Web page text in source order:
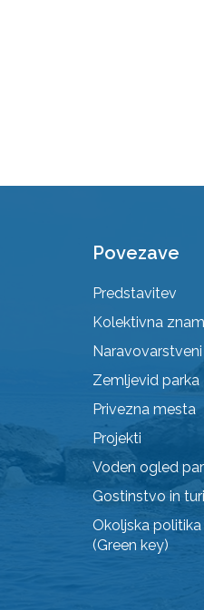
Povezave
Predstavitev
Kolektivna
Zemljevid parka
Privezna mesta
Projekti
Voden ogled
Gostinstvo in
Okoljska
(Green key)